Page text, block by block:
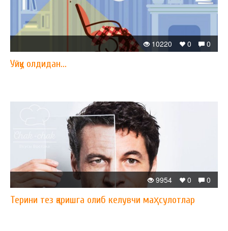
0
0
10220
Уйқу олдидан...
0
0
9954
Терини тез қаришга олиб келувчи маҳсулотлар